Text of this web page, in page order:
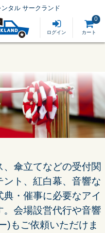
タル サークランド
ログイン カート
0
傘立てなどの受付関
ト、紅白幕、音響な
・催事に必要なアイ
。会場設営代行や音響
)もご依頼いただけま